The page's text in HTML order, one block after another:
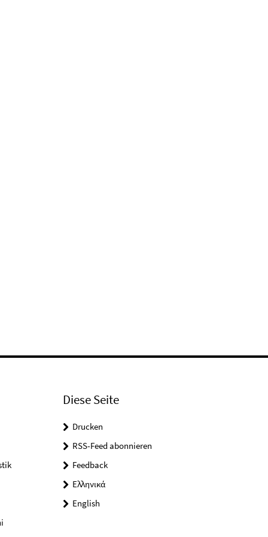
Diese Seite
Drucken
RSS-Feed abonnieren
Feedback
Ελληνικά
English